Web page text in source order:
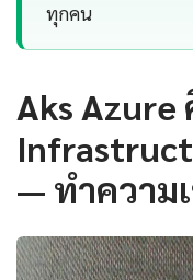
ทุกคน
Aks Azure
— ทำความ